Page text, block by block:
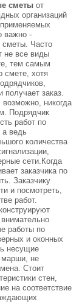
сметы от
организаций
важно -
сметы. Часто
не все виды
тем самым
смете, хотя
получает заказ.
никогда
Подрядчик
работ по
а ведь
количества
сети.Когда
заказчика по
Заказчику
и посмотреть,
работ.
работы по
и оконных
несущие
марши, не
Стоит
стен,
на соответствие